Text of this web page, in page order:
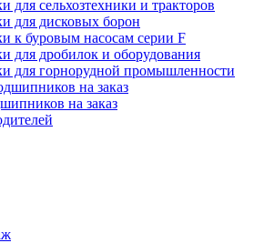
сельхозтехники и тракторов
для дисковых борон
к буровым насосам серии F
для дробилок и оборудования
для горнорудной промышленности
на заказ
на заказ